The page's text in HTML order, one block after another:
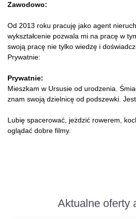
Zawodowo:
Od 2013 roku pracuję jako agent
wykształcenie pozwala mi na pracę w
swoją pracę nie tylko wiedzę i
Prywatnie:
Prywatnie:
Mieszkam w Ursusie od urodzenia.
znam swoją dzielnicę od podszewki.
Lubię spacerować, jeżdzić rowerem,
oglądać dobre filmy.
Aktualne oferty